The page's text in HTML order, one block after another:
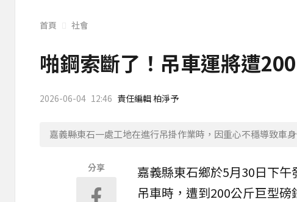
下載東森App，隨時掌握天下大小事！
行政院院區一早停電 原因找到了
5分鐘前
首頁 社會
啪鋼索斷了！吊車運將遭
2026-06-04 12:46 責任編輯 柏淨予
嘉義縣東石一處工地在進行吊掛作業時，因重心不穩導致車
分享 嘉義縣東石鄉於5月30日下午
吊車時，遭到200公斤巨型磅